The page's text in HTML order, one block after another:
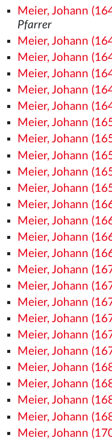
Meier, Johann
Pfarrer
Meier, Johann
Meier, Johann
Meier, Johann
Meier, Johann
Meier, Johann
Meier, Johann
Meier, Johann
Meier, Johann
Meier, Johann
Meier, Johann
Meier, Johann
Meier, Johann
Meier, Johann
Meier, Johann
Meier, Johann
Meier, Johann
Meier, Johann
Meier, Johann
Meier, Johann
Meier, Johann
Meier, Johann
Meier, Johann
Meier, Johann
Meier, Johann
Meier, Johann